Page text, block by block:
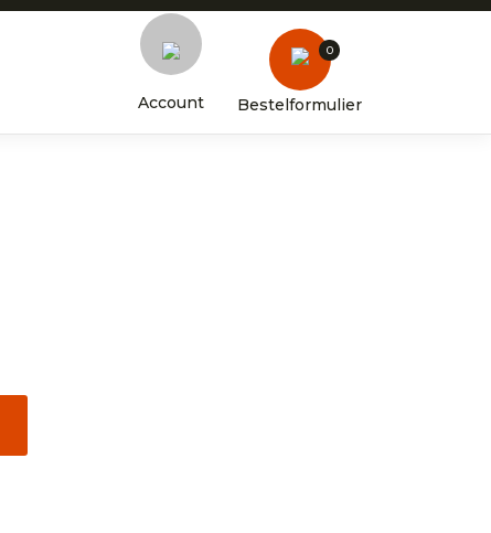
Account
0
Bestelformulier